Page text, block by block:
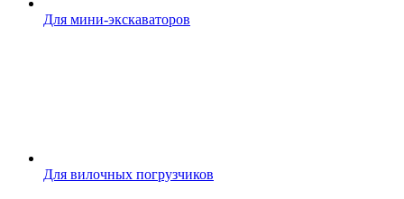
Для мини-экскаваторов
Для вилочных погрузчиков